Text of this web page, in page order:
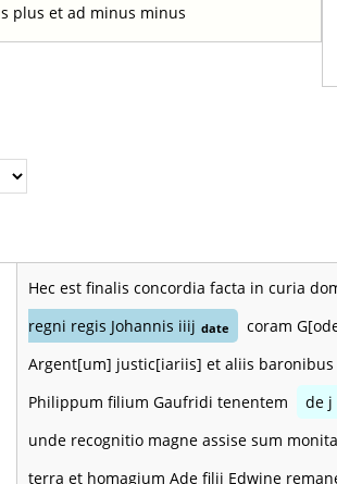
plus et ad minus minus
Hec est finalis concordia facta in curia
regni regis Johannis iiij date
coram
Argent[um] justic[iariis] et aliis
Philippum filium Gaufridi tenentem
de j
unde recognitio magne assise sum
terra et homagium Ade filii Edwine